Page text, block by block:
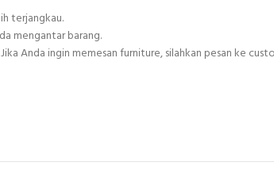
terjangkau.
mengantar barang.
Anda ingin memesan furniture, silahkan pesan ke